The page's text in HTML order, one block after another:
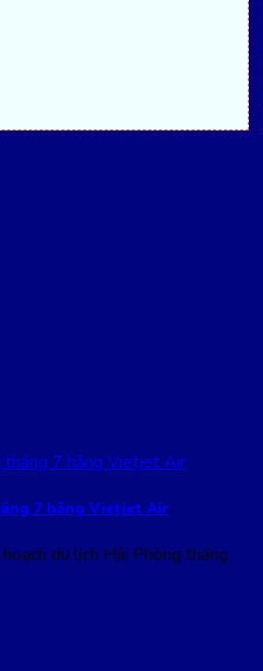
7 hãng Vietjet Air
du lịch Hải Phòng tháng